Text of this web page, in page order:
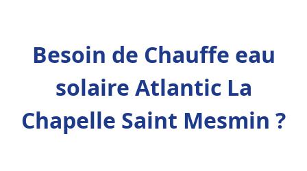
Besoin de Chauffe eau
solaire Atlantic La
Chapelle Saint Mesmin ?